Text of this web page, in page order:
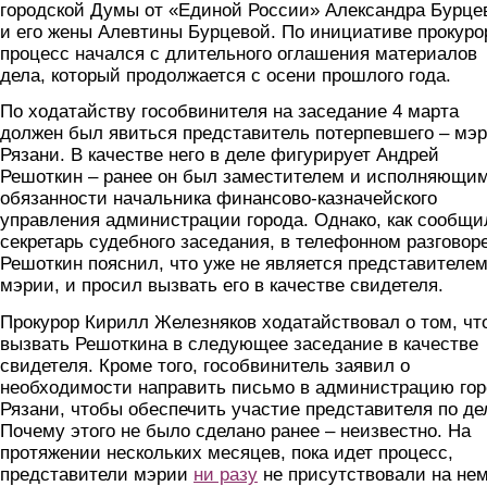
городской Думы от «Единой России» Александра
и его жены Алевтины Бурцевой. По инициативе
процесс начался с длительного оглашения материалов
дела, который продолжается с осени прошлого года.
По ходатайству гособвинителя на заседание 4 марта
должен был явиться представитель потерпевшего –
Рязани. В качестве него в деле фигурирует Андрей
Решоткин – ранее он был заместителем и
обязанности начальника финансово-казначейского
управления администрации города. Однако, как
секретарь судебного заседания, в телефонном
Решоткин пояснил, что уже не является представителем
мэрии, и просил вызвать его в качестве свидетеля.
Прокурор Кирилл Железняков ходатайствовал о том,
вызвать Решоткина в следующее заседание в качестве
свидетеля. Кроме того, гособвинитель заявил о
необходимости направить письмо в администрацию
Рязани, чтобы обеспечить участие представителя по
Почему этого не было сделано ранее – неизвестно. На
протяжении нескольких месяцев, пока идет процесс,
представители мэрии ни разу не присутствовали на